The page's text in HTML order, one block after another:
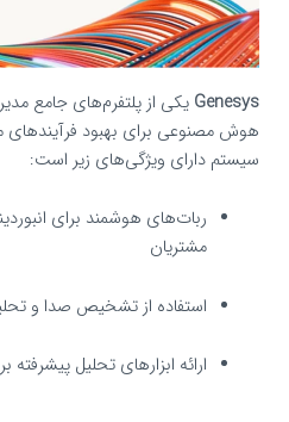
Genesys یکی از پلتفرم‌های جامع
هوش مصنوعی برای بهبود فرآیندهای
سیستم دارای ویژگی‌های زیر است:
ربات‌های هوشمند برای
مشتریان
استفاده از تشخیص صدا و
ارائه ابزارهای تحلیل